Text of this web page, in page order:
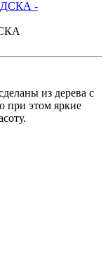
из дерева с
при этом яркие